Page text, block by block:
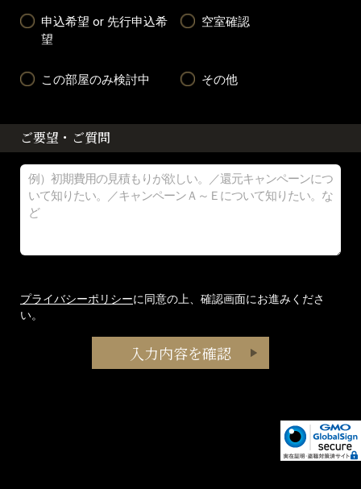
申込希望 or 先行申込希
望
空室確認
この部屋のみ検討中 その他
ご要望・ご質問
プライバシーポリシーに同意の上、確認画面にお進みくださ
い。